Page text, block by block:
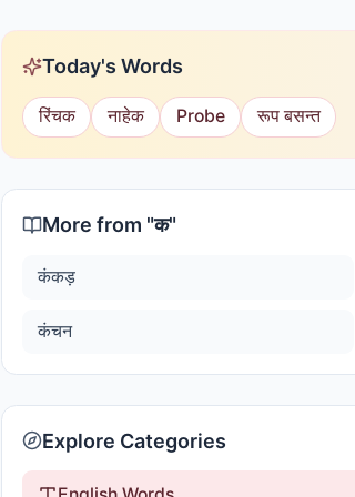
Today's Words
रिंचक नाहेक Probe रूप बसन्त
More from "क"
कंकड़
कंचन
Explore Categories